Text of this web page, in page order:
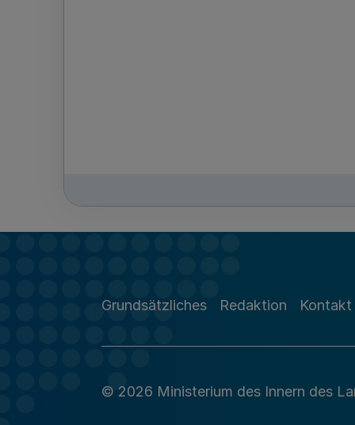
Grundsätzliches Redaktion Kontakt
© 2026 Ministerium des Innern des